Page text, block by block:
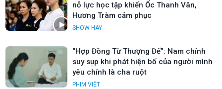
nỗ lực học tập khiến Ốc Thanh Vân,
Hương Tràm cảm phục
SHOW HAY
“Hợp Đồng Từ Thượng Đế”: Nam chính
suy sụp khi phát hiện bố của người mình
yêu chính là cha ruột
PHIM VIỆT